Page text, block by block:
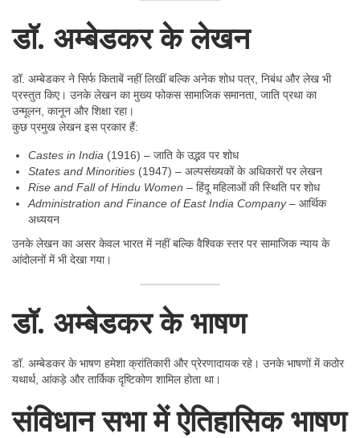
डॉ. अम्बेडकर के लेखन
डॉ. अम्बेडकर ने सिर्फ किताबें नहीं लिखीं बल्कि अनेक शोध पत्र, निबंध और लेख भी
प्रस्तुत किए। उनके लेखन का मुख्य फोकस सामाजिक समानता, जाति प्रथा का
उन्मूलन, कानून और शिक्षा रहा।
कुछ प्रमुख लेखन इस प्रकार हैं:
Castes in India (1916) – जाति के उद्भव पर शोध
States and Minorities (1947) – अल्पसंख्यकों के अधिकारों पर लेखन
Rise and Fall of Hindu Women – हिंदू महिलाओं की स्थिति पर शोध
Administration and Finance of East India Company– आर्थिक
अध्ययन
उनके लेखन का असर केवल भारत में नहीं बल्कि वैश्विक स्तर पर सामाजिक न्याय के
आंदोलनों में भी देखा गया।
डॉ. अम्बेडकर के भाषण
डॉ. अम्बेडकर के भाषण हमेशा क्रांतिकारी और प्रेरणादायक रहे। उनके भाषणों में कठोर
यथार्थ, आंकड़े और तार्किक दृष्टिकोण शामिल होता था।
संविधान सभा में ऐतिहासिक भाषण